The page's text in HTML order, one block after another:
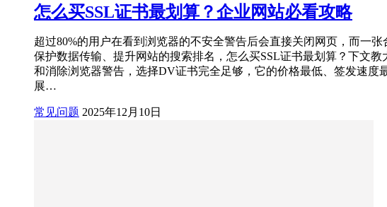
怎么买SSL证书最划算？企业网站必看攻略
超过80%的用户在看到浏览器的不安全警告后会直接关闭网页，而一
保护数据传输、提升网站的搜索排名，怎么买SSL证书最划算？下文
和消除浏览器警告，选择DV证书完全足够，它的价格最低、签发速度
展…
常见问题 2025年12月10日